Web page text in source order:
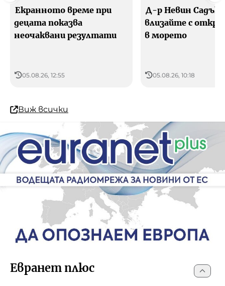
Екранното време при
децата показва
неочаквани резултати
05.08.26, 12:55
Д-р Невин
влизайте с
в морето
05.08.26, 10:18
Виж всички
Евранет плюс